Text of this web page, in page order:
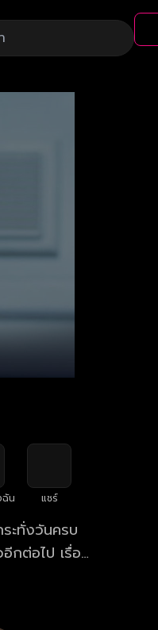
ฉัน แชร์
ะทั่งวันครบ
กต่อไป เรื่อง